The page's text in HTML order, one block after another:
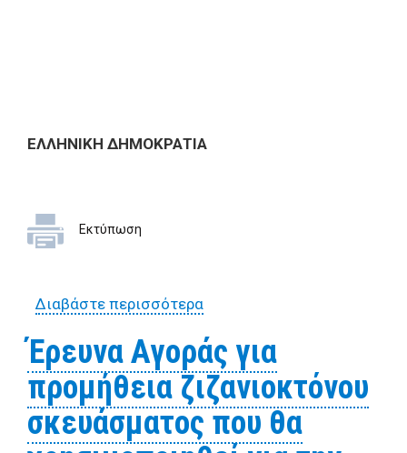
ΕΛΛΗΝΙΚΗ ΔΗΜΟΚΡΑΤΙΑ
Εκτύπωση
Διαβάστε περισσότεραγια Έρευνα αγοράς για την
Έρευνα Αγοράς για
προμήθεια ζιζανιοκτόνου
σκευάσματος που θα